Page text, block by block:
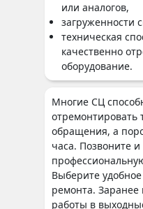
или аналогов,
загруженности
техническая
качественно
оборудование.
Многие СЦ
отремонтировать
обращения, а
часа. Позвоните
Выберите
ремонта.
работы в